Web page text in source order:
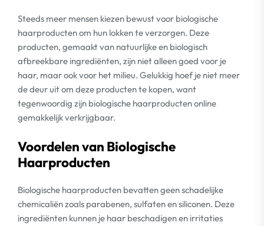
Steeds meer mensen kiezen bewust voor biologische
haarproducten om hun lokken te verzorgen. Deze
producten, gemaakt van natuurlijke en biologisch
afbreekbare ingrediënten, zijn niet alleen goed voor je
haar, maar ook voor het milieu. Gelukkig hoef je niet meer
de deur uit om deze producten te kopen, want
tegenwoordig zijn biologische haarproducten online
gemakkelijk verkrijgbaar.
Voordelen van Biologische
Haarproducten
Biologische haarproducten bevatten geen schadelijke
chemicaliën zoals parabenen, sulfaten en siliconen. Deze
ingrediënten kunnen je haar beschadigen en irritaties